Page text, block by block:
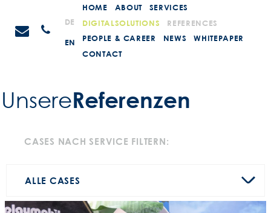
Inhalt
STEIN
PromotionsAnrufen
DE
EN
HOME ABOUT
SERVICES
DIGITALSOLUTIONS
REFERENCES
PEOPLE & CAREER
NEWS
WHITEPAPER
CONTACT
UnsereReferenzen
CASES NACH SERVICE FILTERN:
ALLE CASES